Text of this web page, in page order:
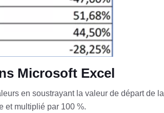
Microsoft Excel
en soustrayant la valeur de départ de la
et multiplié par 100 %.